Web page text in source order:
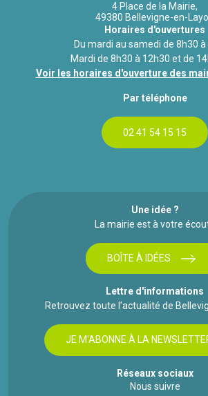
4 Place de la Mairie,
49380 Bellevigne-en-
Horaires d'ouvertures
Du mardi au samedi de 8h30
Mardi de 8h30 à 12h30 et de
Voir les horaires d'ouverture des
Par téléphone
02 41 54 15 15
Une idée ?
La mairie est à votre
BOÎTE À IDÉES
Lettre d'informations
Retrouvez toute l’actualité de
JE M'ABONNE À LA
Réseaux sociaux
Nous suivre